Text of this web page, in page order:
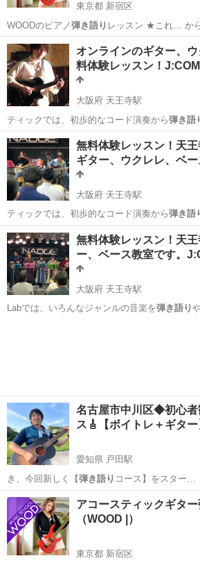
東京都 新宿区
WOODのピアノ弾き語り レッスン ★これ… か
始めたい！ ★… あの曲をピアノで弾き語りし
アノ弾き語りをマスターしたい… 会に憧れのピ
ンジして…
東京 新宿区 ピアノ
オンラインのギター、
料体験レッスン！
大阪府 天王寺駅
ティックでは、初歩的なコード演奏から弾き語
キでは、スウィープ…
大阪 大阪市 天王寺駅 オ
無料体験レッスン！天
ギター、ウクレレ、ベ
大阪府 天王寺駅
ティックでは、初歩的なコード演奏から弾き語
キでは、スウィープ…
大阪 大阪市 天王寺駅 ボ
無料体験レッスン！天
ー、ベース教室です。
大阪府 天王寺駅
Labでは、いろんなジャンルの音楽を弾き語り
名古屋市中川区◆初心者
ス🎸【ボイトレ＋ギタ
愛知県 戸田駅
き、今回新しく【弾き語り コース】をスター…
ースとは？ ・… 📣 特徴 ・弾き語りに特化し
上・弾き語りライブ歴10年以…
愛知 名古屋市 ギター 弾
アコースティックギタ
（WOOD |）
東京都 新宿区